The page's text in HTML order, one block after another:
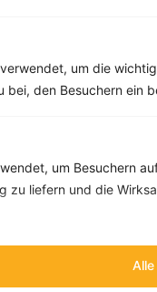
um die
bei, den Besuchern ein
um Besuchern
zu liefern und die
Rezepte
‹